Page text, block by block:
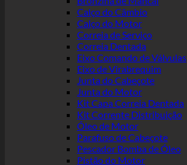
Calço do Câmbio
Calço do Motor
Correia de Serviço
Correia Dentada
Eixo Comando de Válvulas
Eixo de Virabrequim
Junta do Cabeçote
Junta do Motor
Kit Capa Correia Dentada
Kit Corrente Distribuição
Óleo de Motor
Parafuso de Cabeçote
Pescador Bomba de Óleo
Pistão do Motor